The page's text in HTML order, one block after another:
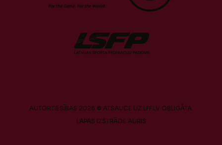
AUTORTIESĪBAS 2026 © ATSAUCE UZ LFF.LV OBLIGĀTA.
LAPAS IZSTRĀDE AURIS